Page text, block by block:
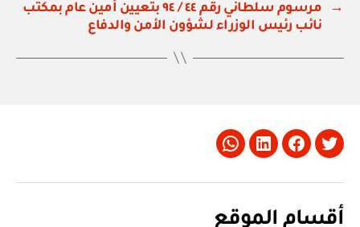
→
مرسوم سلطاني رقم ٤٤ / ٩٤ بتعيين أمين عام بمكتب
نائب رئيس الوزراء لشؤون الأمن والدفاع
Twitter
Facebook
LinkedIn
Whatsapp
أقسام الموقع